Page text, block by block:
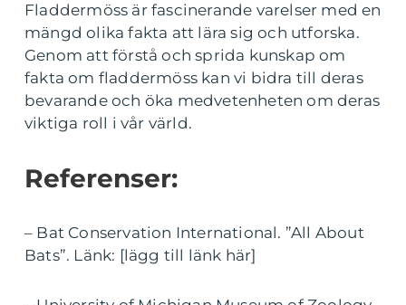
Fladdermöss är fascinerande varelser med en
mängd olika fakta att lära sig och utforska.
Genom att förstå och sprida kunskap om
fakta om fladdermöss kan vi bidra till deras
bevarande och öka medvetenheten om deras
viktiga roll i vår värld.
Referenser:
– Bat Conservation International. ”All About
Bats”. Länk: [lägg till länk här]